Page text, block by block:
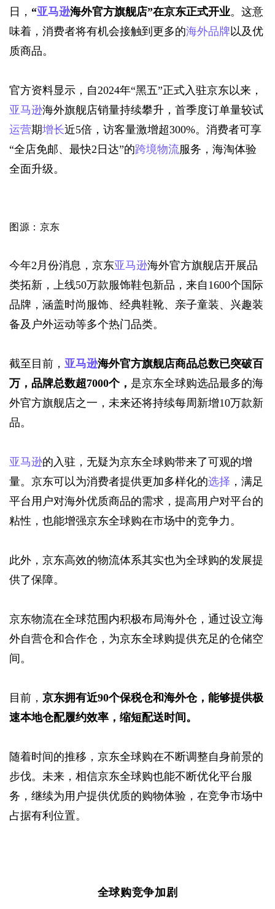
日， “亚马逊海外官方旗舰店”在京东正式开业。这意
味着，消费者将有机会接触到更多的海外品牌以及优
质商品。
官方资料显示，自2024年“黑五”正式入驻京东以来，
亚马逊海外旗舰店销量持续攀升，首季度订单量较试
运营期增长近5倍，访客量激增超300%。消费者可享
“全店免邮、最快2日达”的跨境物流服务，海淘体验
全面升级。
图源：京东
今年2月份消息，京东亚马逊海外官方旗舰店开展品
类拓新，上线50万款服饰鞋包新品，来自1600个国际
品牌，涵盖时尚服饰、经典鞋靴、亲子童装、兴趣装
备及户外运动等多个热门品类。
截至目前， 亚马逊海外官方旗舰店商品总数已突破百
万，品牌总数超7000个， 是京东全球购选品最多的海
外官方旗舰店之一，未来还将持续每周新增10万款新
品。
亚马逊的入驻，无疑为京东全球购带来了可观的增
量。京东可以为消费者提供更加多样化的选择 ，满足
平台用户对海外优质商品的需求，提高用户对平台的
粘性，也能增强京东全球购在市场中的竞争力。
此外，京东高效的物流体系其实也为全球购的发展提
供了保障。
京东物流在全球范围内积极布局海外仓，通过设立海
外自营仓和合作仓，为京东全球购提供充足的仓储空
间。
目前， 京东拥有近90个保税仓和海外仓，能够提供极
速本地仓配履约效率，缩短配送时间。
随着时间的推移，京东全球购在不断调整自身前景的
步伐。未来，相信京东全球购也能不断优化平台服
务，继续为用户提供优质的购物体验，在竞争市场中
占据有利位置。
全球购竞争加剧